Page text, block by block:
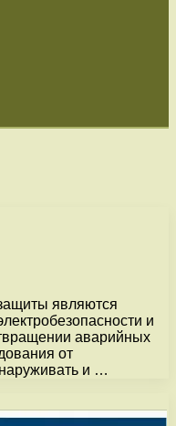
являются
и
аварийных
от
и …